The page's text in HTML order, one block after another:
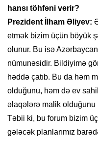
hansı töhfəni verir?
Prezident İlham Əliyev:
etmək bizim üçün böyük
olunur. Bu isə
nümunəsidir. Bildiyimə
həddə çatıb. Bu da həm
olduğunu, həm də ev
əlaqələrə malik olduğunu
Təbii ki, bu forum bizim
gələcək planlarımız